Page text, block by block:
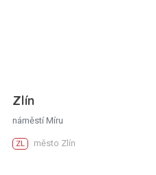
Zlín
náměstí Míru
ZL město Zlín